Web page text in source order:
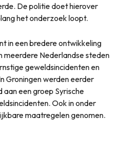
De politie doet hierover
het onderzoek loopt.
in een bredere ontwikkeling
meerdere Nederlandse steden
geweldsincidenten en
Groningen werden eerder
een groep Syrische
Ook in onder
maatregelen genomen.